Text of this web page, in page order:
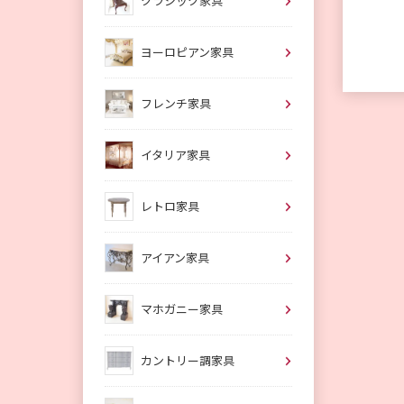
ヨーロピアン家具
フレンチ家具
イタリア家具
レトロ家具
アイアン家具
マホガニー家具
カントリー調家具